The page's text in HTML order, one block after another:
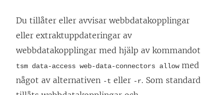
Du tillåter eller avvisar webbdatakopplingar
eller extraktuppdateringar av
webbdatakopplingar med hjälp av kommandot
tsm data-access web-data-connectors allowmed
något av alternativen -t eller -r. Som standard